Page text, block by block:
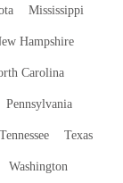
Mississippi
Hampshire
Carolina
Pennsylvania
Tennessee Texas
Washington